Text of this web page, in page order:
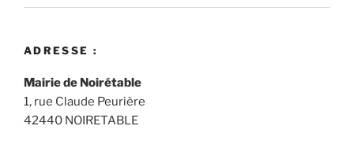
ADRESSE :
Mairie de Noirétable
1, rue Claude Peurière
42440 NOIRETABLE